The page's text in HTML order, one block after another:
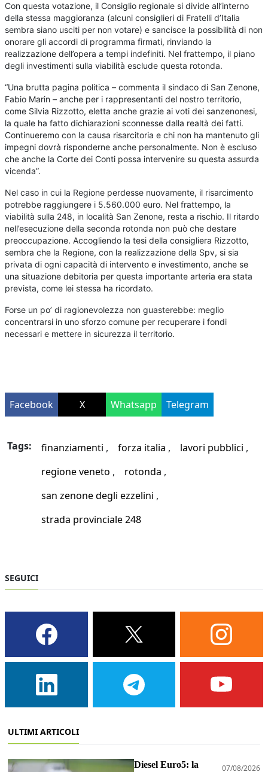
Con questa votazione, il Consiglio regionale si divide all’interno
della stessa maggioranza (alcuni consiglieri di Fratelli d’Italia
sembra siano usciti per non votare) e sancisce la possibilità di non
onorare gli accordi di programma firmati, rinviando la
realizzazione dell’opera a tempi indefiniti. Nel frattempo, il piano
degli investimenti sulla viabilità esclude questa rotonda.
“Una brutta pagina politica – commenta il sindaco di San Zenone,
Fabio Marin – anche per i rappresentanti del nostro territorio,
come Silvia Rizzotto, eletta anche grazie ai voti dei sanzenonesi,
la quale ha fatto dichiarazioni sconnesse dalla realtà dei fatti.
Continueremo con la causa risarcitoria e chi non ha mantenuto gli
impegni dovrà risponderne anche personalmente. Non è escluso
che anche la Corte dei Conti possa intervenire su questa assurda
vicenda”.
Nel caso in cui la Regione perdesse nuovamente, il risarcimento
potrebbe raggiungere i 5.560.000 euro. Nel frattempo, la
viabilità sulla 248, in località San Zenone, resta a rischio. Il ritardo
nell’esecuzione della seconda rotonda non può che destare
preoccupazione. Accogliendo la tesi della consigliera Rizzotto,
sembra che la Regione, con la realizzazione della Spv, si sia
privata di ogni capacità di intervento e investimento, anche se
una situazione debitoria per questa importante arteria era stata
prevista, come lei stessa ha ricordato.
Forse un po’ di ragionevolezza non guasterebbe: meglio
concentrarsi in uno sforzo comune per recuperare i fondi
necessari e mettere in sicurezza il territorio.
Facebook X Whatsapp Telegram
Tags: finanziamenti forza italia
lavori pubblici
regione veneto
rotonda
san zenone degli ezzelini
strada provinciale 248
SEGUICI
ULTIMI ARTICOLI
Diesel Euro5: la
07/08/2026